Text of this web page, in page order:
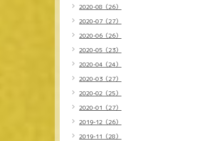
2020-08（26）
2020-07（27）
2020-06（26）
2020-05（23）
2020-04（24）
2020-03（27）
2020-02（25）
2020-01（27）
2019-12（26）
2019-11（28）